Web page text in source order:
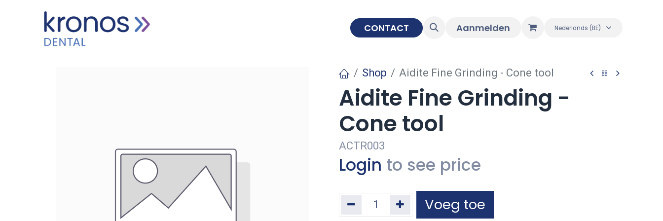
HOME CONTACT Aanmelden Nederlands (BE)
Shop Aidite Fine Grinding - Cone tool
Aidite Fine Grinding -
Cone tool
ACTR003
Login to see price
Voeg toe